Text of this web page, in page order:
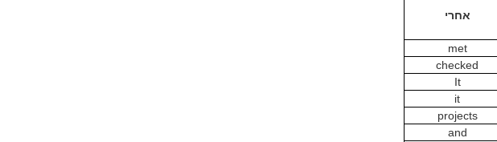
אחרי
met
checked
It
it
projects
and